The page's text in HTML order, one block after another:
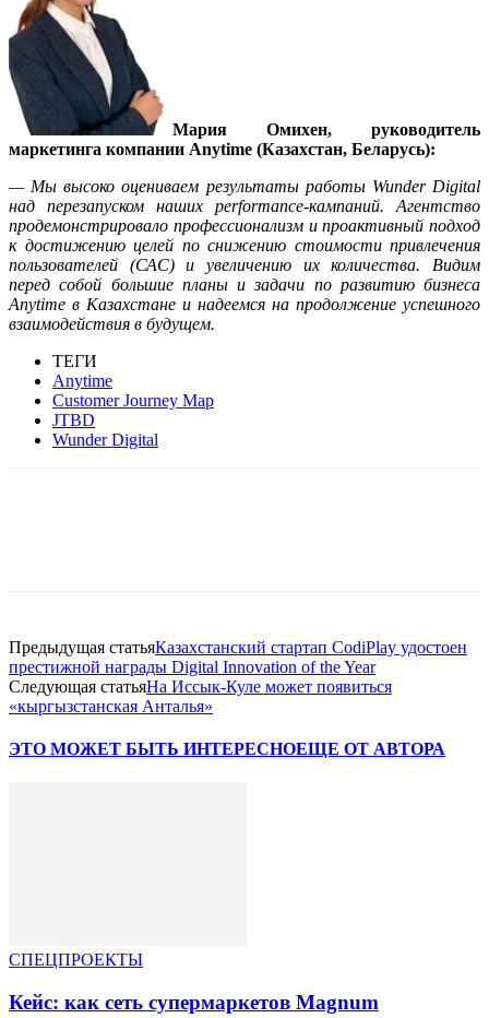
Мария Омихен, руководитель
маркетинга компании Anytime (Казахстан, Беларусь):
— Мы высоко оцениваем результаты работы Wunder Digital
над перезапуском наших performance-кампаний. Агентство
продемонстрировало профессионализм и проактивный подход
к достижению целей по снижению стоимости привлечения
пользователей (САС) и увеличению их количества. Видим
перед собой большие планы и задачи по развитию бизнеса
Anytime в Казахстане и надеемся на продолжение успешного
взаимодействия в будущем.
ТЕГИ
Anytime
Customer Journey Map
JTBD
Wunder Digital
Предыдущая статьяКазахстанский стартап CodiPlay удостоен
престижной награды Digital Innovation of the Year
Следующая статьяНа Иссык-Куле может появиться
«кыргызстанская Анталья»
ЭТО МОЖЕТ БЫТЬ ИНТЕРЕСНОЕЩЕ ОТ АВТОРА
СПЕЦПРОЕКТЫ
Кейс: как сеть супермаркетов Magnum